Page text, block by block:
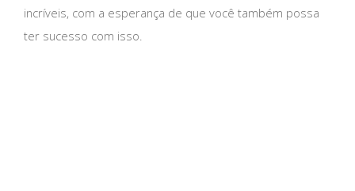
incríveis, com a esperança de que você também possa
ter sucesso com isso.